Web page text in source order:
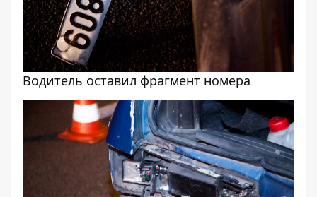
Водитель оставил фрагмент номера